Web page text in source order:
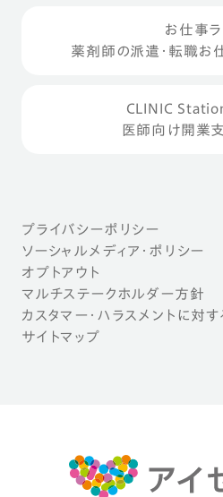
お仕事
薬剤師の派遣・転職お
CLINIC
医師向け開業
プライバシーポリシー
ソーシャルメディア・ポリシー
オプトアウト
マルチステークホルダー方針
カスタマー・ハラスメントに対
サイトマップ